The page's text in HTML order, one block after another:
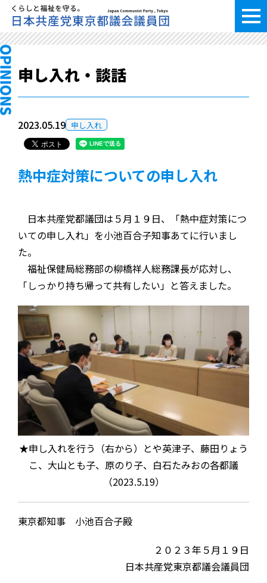
申し入れ・談話
2023.05.19 申し入れ
熱中症対策についての申し入れ
日本共産党都議団は５月１９日、「熱中症対策につ
いての申し入れ」を小池百合子知事あてに行いまし
た。
福祉保健局総務部の柳橋祥人総務課長が応対し、
「しっかり持ち帰って共有したい」と答えました。
★申し入れを行う（右から）とや英津子、藤田りょう
こ、大山とも子、原のり子、白石たみおの各都議
（2023.5.19）
東京都知事 小池百合子殿
２０２３年５月１９日
日本共産党東京都議会議員団